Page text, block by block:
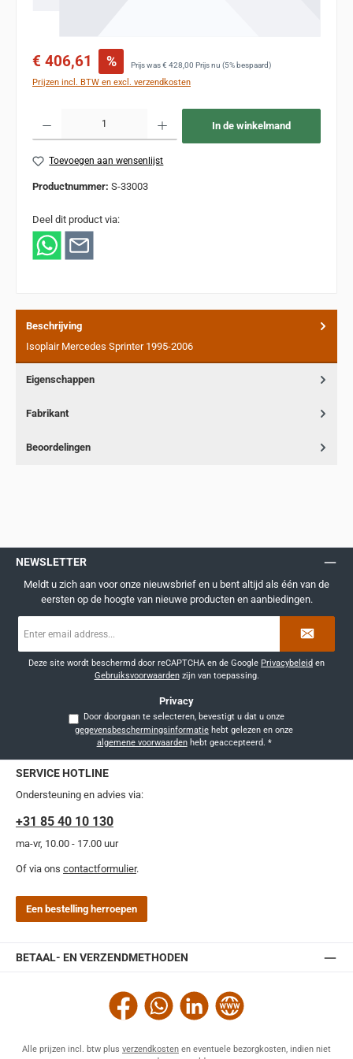
Verkoopprijs:
€ 406,61 % Prijs wasNormale prijs:
€ 428,00 Prijs nu (5% bespaard)
Prijzen incl. BTW en excl. verzendkosten
In de winkelmand
Toevoegen aan wensenlijst
Productnummer: S-33003
Deel dit product via:
Beschrijving
Isoplair Mercedes Sprinter 1995-2006
Eigenschappen
Fabrikant
Beoordelingen
NEWSLETTER
Meldt u zich aan voor onze nieuwsbrief en u bent altijd als één van de
eersten op de hoogte van nieuwe producten en aanbiedingen.
mailadres
Deze site wordt beschermd door reCAPTCHA en de Google Privacybeleid en
Gebruiksvoorwaardenzijn van toepassing.
Privacy
Door doorgaan te selecteren, bevestigt u dat u onze
gegevensbeschermingsinformatie
algemene voorwaardenhebt geaccepteerd. *
SERVICE HOTLINE
Ondersteuning en advies via:
+31 85 40 10 130
ma-vr, 10.00 - 17.00 uur
Of via ons contactformulier.
Een bestelling herroepen
BETAAL- EN VERZENDMETHODEN
Facebook WhatsAppLinkedIn Website
Alle prijzen incl. btw plus verzendkosten en eventuele bezorgkosten, indien niet